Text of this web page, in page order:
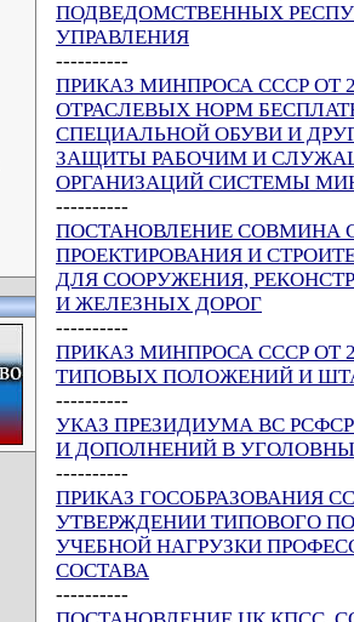
ПОДВЕДОМСТВЕННЫХ
УПРАВЛЕНИЯ
----------
ПРИКАЗ МИНПРОСА СССР ОТ
ОТРАСЛЕВЫХ НОРМ
СПЕЦИАЛЬНОЙ ОБУВИ И
ЗАЩИТЫ РАБОЧИМ И
ОРГАНИЗАЦИЙ СИСТЕМЫ
----------
ПОСТАНОВЛЕНИЕ СОВМИНА
ПРОЕКТИРОВАНИЯ И
ДЛЯ СООРУЖЕНИЯ,
И ЖЕЛЕЗНЫХ ДОРОГ
----------
ПРИКАЗ МИНПРОСА СССР ОТ
ТИПОВЫХ ПОЛОЖЕНИЙ И
----------
УКАЗ ПРЕЗИДИУМА ВС
И ДОПОЛНЕНИЙ В
----------
ПРИКАЗ ГОСОБРАЗОВАНИЯ
УТВЕРЖДЕНИИ ТИПОВОГО
УЧЕБНОЙ НАГРУЗКИ
СОСТАВА
----------